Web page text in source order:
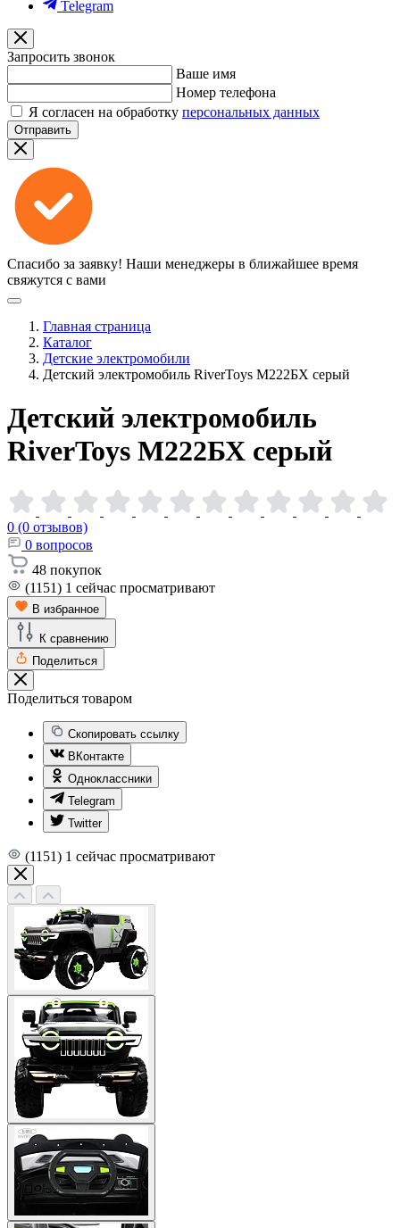
Telegram
Запросить звонок
Ваше имя
Номер телефона
Я согласен на обработку персональных данных
Отправить
Спасибо за заявку! Наши менеджеры в ближайшее время
свяжутся с вами
Главная страница
Каталог
Детские электромобили
Детский электромобиль RiverToys М222БХ серый
Детский электромобиль
RiverToys М222БХ серый
0 (0 отзывов)
0 вопросов
48 покупок
(1151) 1 сейчас просматривают
В избранное
К сравнению
Поделиться
Поделиться товаром
Скопировать ссылку
ВКонтакте
Одноклассники
Telegram
Twitter
(1151) 1 сейчас просматривают